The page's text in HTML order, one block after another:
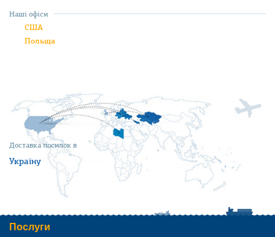
Доставка посилок в
Україну
Наші офіси
США
Польща
Послуги